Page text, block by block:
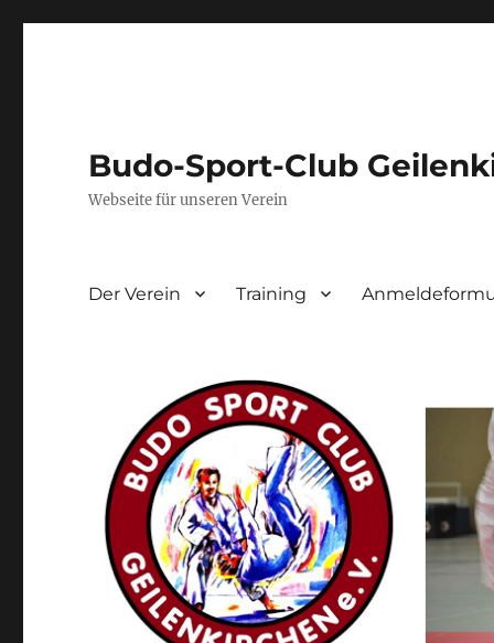
Budo-Sport-Club
Webseite für unseren Verein
Der Verein Training